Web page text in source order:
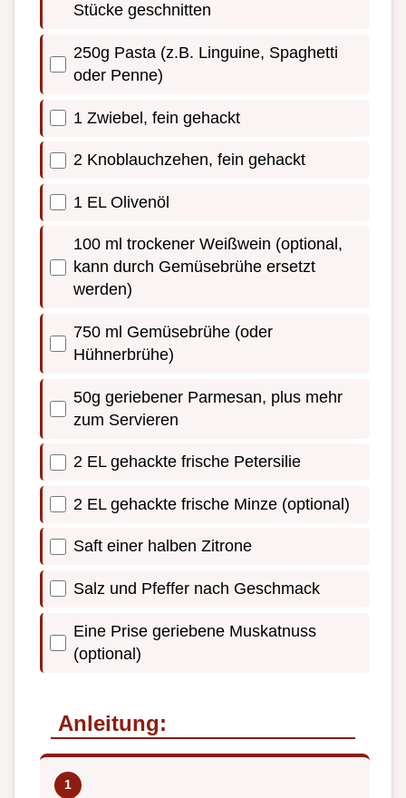
Stücke geschnitten
250g Pasta (z.B. Linguine, Spaghetti
oder Penne)
1 Zwiebel, fein gehackt
2 Knoblauchzehen, fein gehackt
1 EL Olivenöl
100 ml trockener Weißwein (optional,
kann durch Gemüsebrühe ersetzt
werden)
750 ml Gemüsebrühe (oder
Hühnerbrühe)
50g geriebener Parmesan, plus mehr
zum Servieren
2 EL gehackte frische Petersilie
2 EL gehackte frische Minze (optional)
Saft einer halben Zitrone
Salz und Pfeffer nach Geschmack
Eine Prise geriebene Muskatnuss
(optional)
Anleitung: